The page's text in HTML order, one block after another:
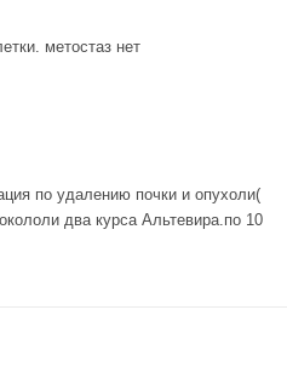
метостаз нет
по удалению почки и опухоли(
два курса Альтевира.по 10